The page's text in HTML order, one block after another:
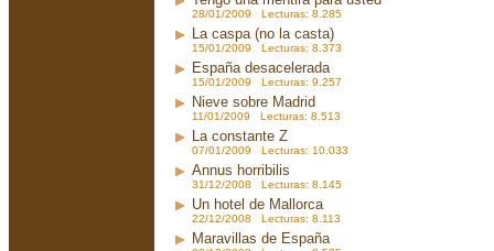
28/01/2009 Lecturas: 8.285
La caspa (no la casta)
15/01/2009 Lecturas: 8.373
España desacelerada
15/01/2009 Lecturas: 9.257
Nieve sobre Madrid
11/01/2009 Lecturas: 8.513
La constante Z
07/01/2009 Lecturas: 10.033
Annus horribilis
31/12/2008 Lecturas: 8.145
Un hotel de Mallorca
22/12/2008 Lecturas: 8.113
Maravillas de España